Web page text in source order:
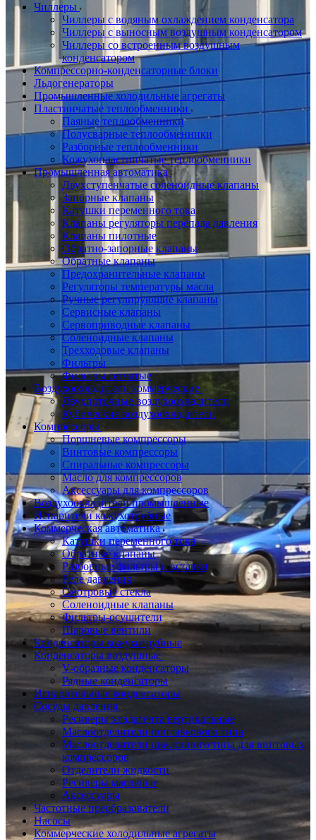
Чиллеры
Чиллеры с водяным охлаждением конденсатора
Чиллеры с выносным воздушным конденсатором
Чиллеры со встроенным воздушным
конденсатором
Компрессорно-конденсаторные блоки
Льдогенераторы
Промышленные холодильные агрегаты
Пластинчатые теплообменники
Паяные теплообменники
Полусварные теплообменники
Разборные теплообменники
Кожухопластинчатые теплообменники
Промышленная автоматика
Двухступенчатые соленоидные клапаны
Запорные клапаны
Катушки переменного тока
Клапаны регуляторы перепада давления
Клапаны пилотные
Обратно-запорные клапаны
Обратные клапаны
Предохранительные клапаны
Регуляторы температуры масла
Ручные регулирующие клапаны
Сервисные клапаны
Сервоприводные клапаны
Соленоидные клапаны
Трехходовые клапаны
Фильтры
Фильтры сетчатые
Воздухоохладители коммерческие
Двухпоточные воздухоохладители
Кубические воздухоохладители
Компрессоры
Поршневые компрессоры
Винтовые компрессоры
Спиральные компрессоры
Масло для компрессоров
Аксессуары для компрессоров
Воздухоохладители промышленные
Испарители кожухотрубные
Коммерческая автоматика
Катушки переменного тока
Обратные клапаны
Разборные фильтры и вставки
Реле давления
Смотровые стекла
Соленоидные клапаны
Фильтры-осушители
Шаровые вентили
Конденсаторы кожухотрубные
Конденсаторы воздушные
V-образные конденсаторы
Рядные конденсаторы
Испарительные конденсаторы
Сосуды давления
Ресиверы хладагента вертикальные
Маслоотделители поплавкового типа
Маслоотделители циклонного типа для винтовых
компрессоров
Отделители жидкости
Ресиверы масляные
Аксессуары
Частотные преобразователи
Насосы
Коммерческие холодильные агрегаты